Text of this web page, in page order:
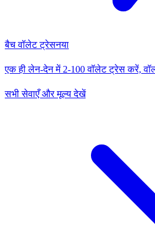
बैच वॉलेट ट्रेसनया
एक ही लेन-देन में 2-100 वॉलेट ट्रेस करें,
सभी सेवाएँ और मूल्य देखें